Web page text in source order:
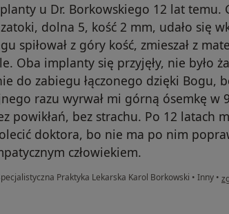
u Dr. Borkowskiego 12 lat temu.
dolna 5, kość 2 mm, udało się
spiłował z góry kość, zmieszał z
Oba implanty się przyjęły, nie było
do zabiegu łączonego dzięki Bogu,
razu wyrwał mi górną ósemkę w
powikłań, bez strachu. Po 12 latach
doktora, bo nie ma po nim
człowiekiem.
Praktyka Lekarska Karol Borkowski • Inny •